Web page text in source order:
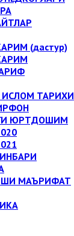
(дастур)
ИСЛОМ ТАРИХИ
ЮРТДОШИМ
МАЪРИФАТ